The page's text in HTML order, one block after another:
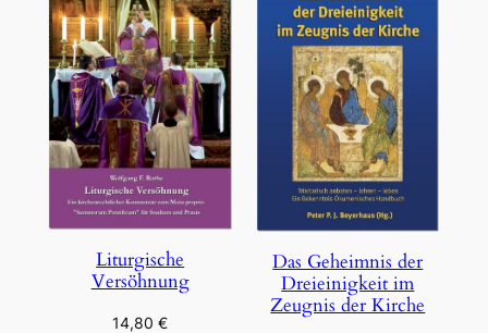
Liturgische
Versöhnung
14,80€
Das Geheimnis der
Dreieinigkeit im
Zeugnis der Kirche